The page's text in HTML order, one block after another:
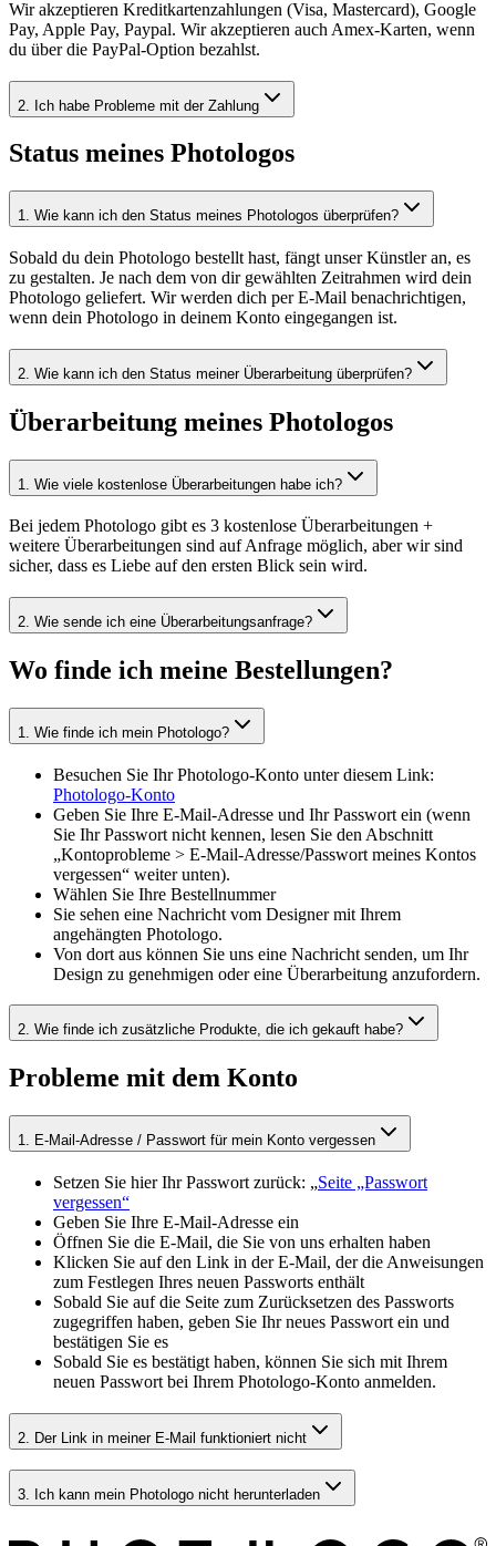
Wir akzeptieren Kreditkartenzahlungen (Visa, Mastercard), Google
Pay, Apple Pay, Paypal. Wir akzeptieren auch Amex-Karten, wenn
du über die PayPal-Option bezahlst.
2 Ich habe Probleme mit der Zahlung
Status meines Photologos
1. Wie kann ich den Status meines Photologos überprüfen?
Sobald du dein Photologo bestellt hast, fängt unser Künstler an, es
zu gestalten. Je nach dem von dir gewählten Zeitrahmen wird dein
Photologo geliefert. Wir werden dich per E-Mail benachrichtigen,
wenn dein Photologo in deinem Konto eingegangen ist.
2 Wie kann ich den Status meiner Überarbeitung überprüfen?
Überarbeitung meines Photologos
1 Wie viele kostenlose Überarbeitungen habe ich?
Bei jedem Photologo gibt es 3 kostenlose Überarbeitungen +
weitere Überarbeitungen sind auf Anfrage möglich, aber wir sind
sicher, dass es Liebe auf den ersten Blick sein wird.
2. Wie sende ich eine Überarbeitungsanfrage?
Wo finde ich meine Bestellungen?
1 Wie finde ich mein Photologo?
Besuchen Sie Ihr Photologo-Konto unter diesem Link:
Photologo-Konto
Geben Sie Ihre E-Mail-Adresse und Ihr Passwort ein (wenn
Sie Ihr Passwort nicht kennen, lesen Sie den Abschnitt
„Kontoprobleme > E-Mail-Adresse/Passwort meines Kontos
vergessen“ weiter unten).
Wählen Sie Ihre Bestellnummer
Sie sehen eine Nachricht vom Designer mit Ihrem
angehängten Photologo.
Von dort aus können Sie uns eine Nachricht senden, um Ihr
Design zu genehmigen oder eine Überarbeitung anzufordern.
2. Wie finde ich zusätzliche Produkte, die ich gekauft habe?
Probleme mit dem Konto
1. E-Mail-Adresse / Passwort für mein Konto vergessen
Setzen Sie hier Ihr Passwort zurück: „Seite „Passwort
vergessen“
Geben Sie Ihre E-Mail-Adresse ein
Öffnen Sie die E-Mail, die Sie von uns erhalten haben
Klicken Sie auf den Link in der E-Mail, der die Anweisungen
zum Festlegen Ihres neuen Passworts enthält
Sobald Sie auf die Seite zum Zurücksetzen des Passworts
zugegriffen haben, geben Sie Ihr neues Passwort ein und
bestätigen Sie es
Sobald Sie es bestätigt haben, können Sie sich mit Ihrem
neuen Passwort bei Ihrem Photologo-Konto anmelden.
2 Der Link in meiner E-Mail funktioniert nicht
3. Ich kann mein Photologo nicht herunterladen